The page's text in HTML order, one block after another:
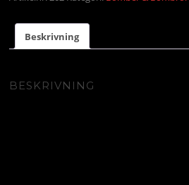
Beskrivning
BESKRIVNING